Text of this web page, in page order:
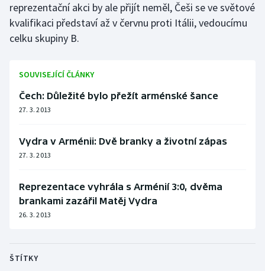
Plavání
Plážový volejbal
Ragby
Rychlostní kanoistika
Short track
Sportovní střelba
reprezentační akci by ale přijít neměl, Češi se ve světové
kvalifikaci představí až v červnu proti Itálii, vedoucímu
celku skupiny B.
SOUVISEJÍCÍ ČLÁNKY
Čech: Důležité bylo přežít arménské šance
27. 3. 2013
Vydra v Arménii: Dvě branky a životní zápas
27. 3. 2013
Reprezentace vyhrála s Arménií 3:0, dvěma
brankami zazářil Matěj Vydra
26. 3. 2013
ŠTÍTKY